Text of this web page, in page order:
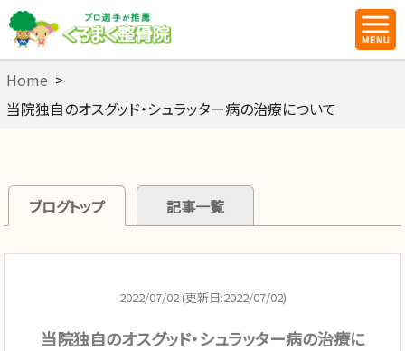
Home >
当院独自のオスグッド・シュラッター病の治療について
ブログトップ 記事一覧
2022/07/02 (更新日:2022/07/02)
当院独自のオスグッド・シュラッター病の治療に